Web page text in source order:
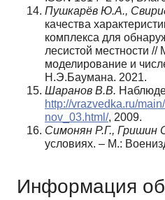
Пушкарёв Ю.А.,
качества
комплекса для
лесистой местности //
моделирование и
Н.Э.Баумана. 2021.
Шаранов В.В.
http://vrazvedka.ru/
nov_03.html/, 2009.
Симонян Р.Г., Гришин
условиях. – М.:
Информация